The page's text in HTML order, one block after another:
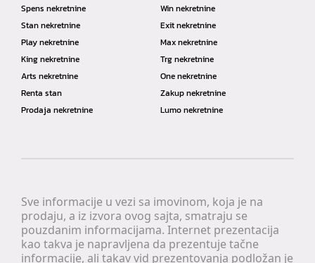
Sve informacije u vezi sa imovinom, koja je na
prodaju, a iz izvora ovog sajta, smatraju se
pouzdanim informacijama. Internet prezentacija
kao takva je napravljena da prezentuje tačne
informacije, ali takav vid prezentovanja podložan je
Spens nekretnine
Win nekretnine
Stan nekretnine
Exit nekretnine
Play nekretnine
Max nekretnine
King nekretnine
Trg nekretnine
Arts nekretnine
One nekretnine
Renta stan
Zakup nekretnine
Prodaja nekretnine
Lumo nekretnine